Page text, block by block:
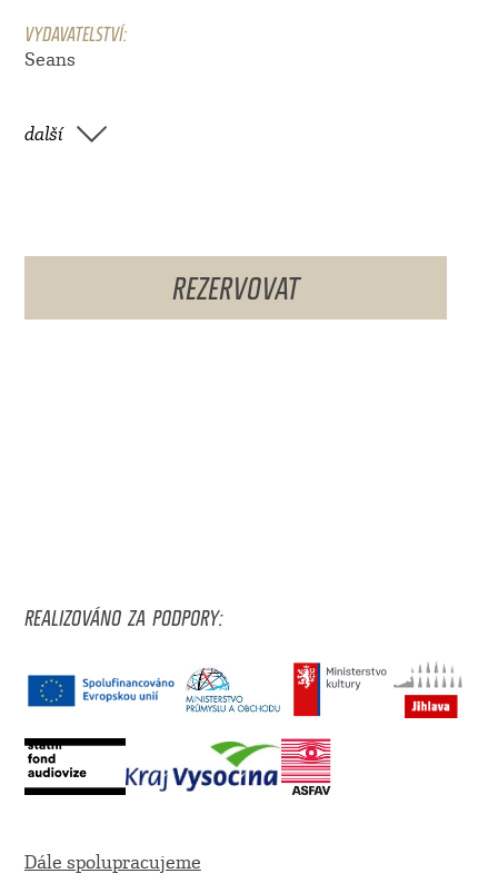
VYDAVATELSTVÍ:
Seans
další
REZERVOVAT
REALIZOVÁNO ZA PODPORY:
Dále spolupracujeme